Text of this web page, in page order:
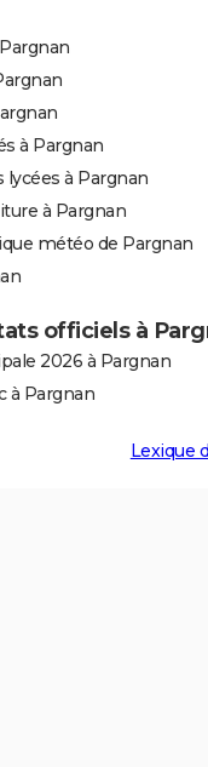
à Pargnan
à Pargnan
à Pargnan
météo de Pargnan
officiels à
2026 à Pargnan
à Pargnan
Lexique